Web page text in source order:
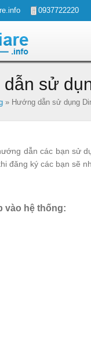
0937722220
sử
» Hướng dẫn sử dụng
dẫn các bạn sử
đăng ký các bạn sẽ
vào hệ thống: